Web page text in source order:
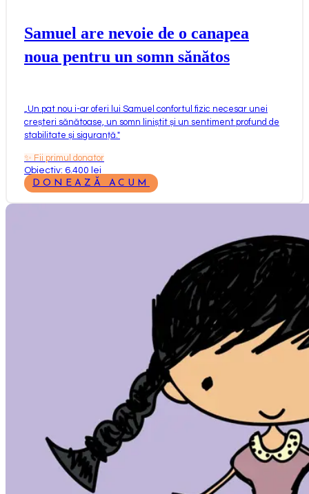
Samuel are nevoie de o canapea
noua pentru un somn sănătos
Un pat nou i-ar oferi lui Samuel confortul fizic necesar unei
creșteri sănătoase, un somn liniștit și un sentiment profund de
stabilitate și siguranță. "
✨ Fii primul donator
Obiectiv: 6.400 lei
DONEAZĂ ACUM